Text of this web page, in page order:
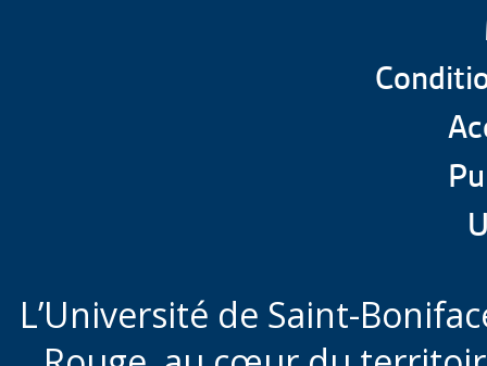
L’Université de Saint-